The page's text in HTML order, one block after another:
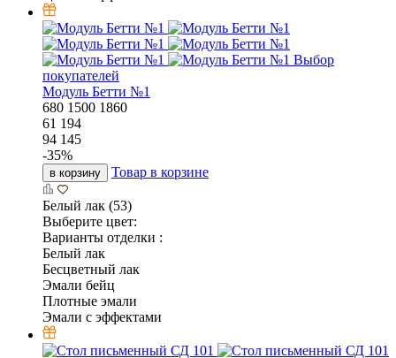
Выбор
покупателей
Модуль Бетти №1
680 1500 1860
61 194
94 145
-35%
в корзину Товар в корзине
Белый лак (53)
Выберите цвет:
Варианты отделки :
Белый лак
Бесцветный лак
Эмали бейц
Плотные эмали
Эмали с эффектами